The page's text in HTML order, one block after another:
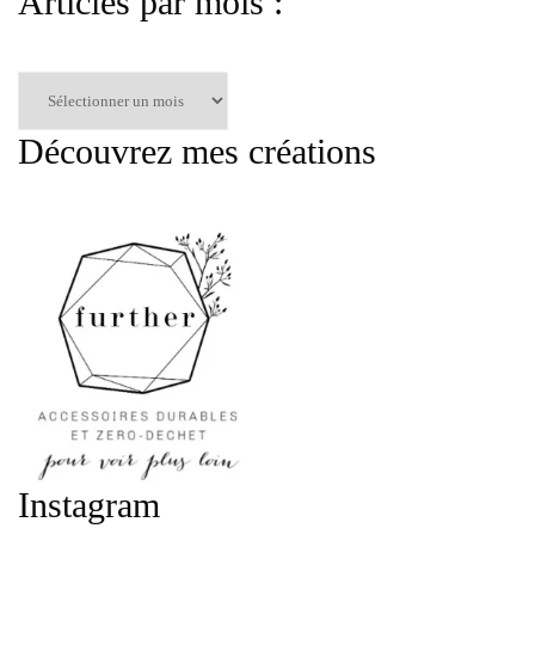
mois
Découvrez mes créations
Instagram